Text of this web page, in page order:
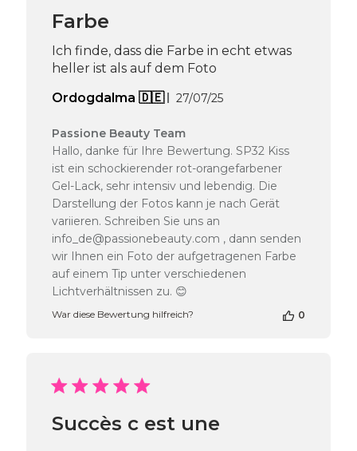
Thu
Apr
16
Farbe
Ich finde, dass die Farbe in echt etwas
heller ist als auf dem Foto
Ordogdalma 🇩🇪
27/07/25
Kommentare
des
Shop-
Inhabers
zur
Bewertung
von
Passione
Beauty
Team
am
Thu
Apr
Passione Beauty Team
Hallo, danke für Ihre Bewertung. SP32 Kiss
ist ein schockierender rot-orangefarbener
Gel-Lack, sehr intensiv und lebendig. Die
Darstellung der Fotos kann je nach Gerät
variieren. Schreiben Sie uns an
info_de@passionebeauty.com , dann senden
wir Ihnen ein Foto der aufgetragenen Farbe
auf einem Tip unter verschiedenen
Lichtverhältnissen zu. 😊
War diese Bewertung hilfreich? 0
Succès c est une